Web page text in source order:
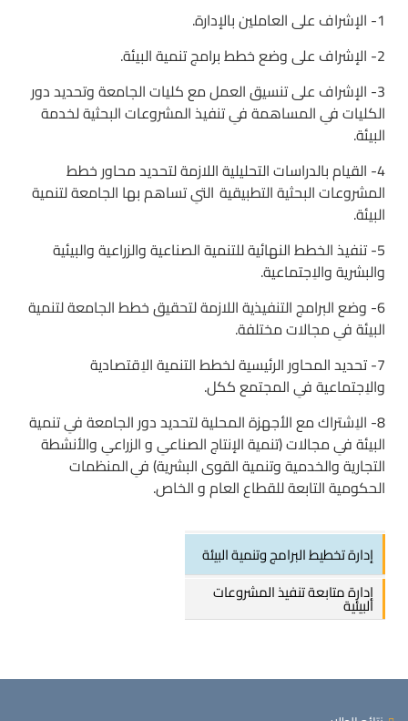
1- الإشراف على العاملين بالإدارة.
2- الإشراف على وضع خطط برامج تنمية البيئة.
3- الإشراف على تنسيق العمل مع كليات الجامعة وتحديد دور
الكليات فىِ المساهمة فىِتنفيذ المشروعات البحثية لخدمة
البيئة.
4- القيام بالدراسات التحليلية اللازمة لتحديد محاور خطط
المشروعات البحثية التطبيقية التىِ تساهم بها الجامعة لتنمية
البيئة.
5- تنفيذ الخطط النهائية للتنمية الصناعية والزراعية والبيئية
والبشرية والاِجتماعية.
6- وضع البرامج التنفيذية اللازمة لتحقيق خطط الجامعة لتنمية
البيئة فىِ مجالات مختلفة.
7- تحديد المحاور الرئيسية لخطط التنمية الاِقتصادية
والاِجتماعية فىِ المجتمع ككل.
8- الاِشتراك مع الأجهزة المحلية لتحديد دور الجامعة فىِ تنمية
البيئة فىِ مجالات (تنمية الإنتاج الصناعىِ و الزراعىِ والأنشطة
التجارية والخدمية وتنمية القوى البشرية) فىِ المنظمات
الحكومية التابعة للقطاع العام و الخاص.
إدارة تخطيط البرامج وتنمية البيئة
إدارة متابعة تنفيذ المشروعات
البيئية